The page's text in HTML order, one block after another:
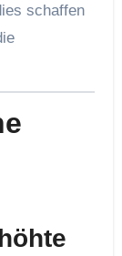
schaffen